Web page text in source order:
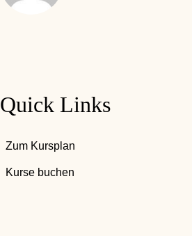
Quick Links
Zum Kursplan
Kurse buchen